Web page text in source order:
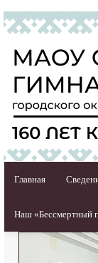
Главная
Наш «Бессмертный